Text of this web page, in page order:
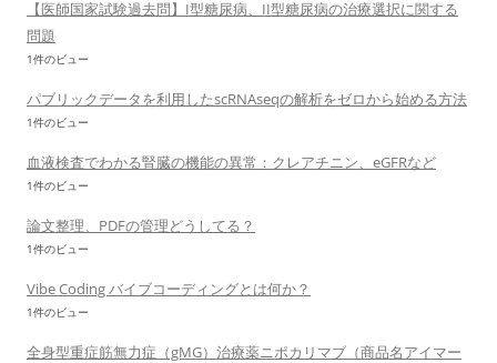
【医師国家試験過去問】I型糖尿病、II型糖尿病の治療選択に関する
問題
1件のビュー
パブリックデータを利用したscRNAseqの解析をゼロから始める方法
1件のビュー
血液検査でわかる腎臓の機能の異常：クレアチニン、eGFRなど
1件のビュー
論文整理、PDFの管理どうしてる？
1件のビュー
Vibe Coding バイブコーディングとは何か？
1件のビュー
全身型重症筋無力症（gMG）治療薬ニポカリマブ（商品名アイマー